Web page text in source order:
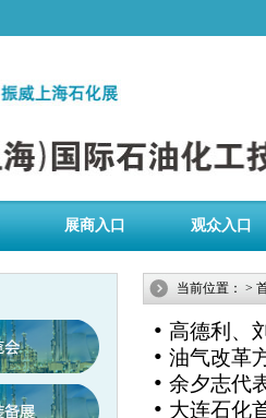
展商入口 观众入口
当前位置： >
• 高德利、
• 油气改革
• 余夕志代
• 大连石化